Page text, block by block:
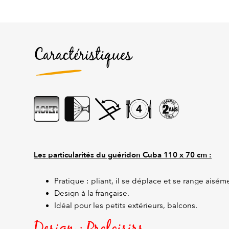
Caractéristiques
Les particularités du guéridon Cuba 110 x 70 cm :
Pratique : pliant, il se déplace et se range
Design à la française.
Idéal pour les petits extérieurs, balcons.